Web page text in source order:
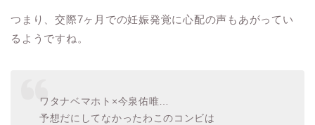
つまり、交際7ヶ月での妊娠発覚に心配の声もあがってい
るようですね。
ワタナベマホト×今泉佑唯…
予想だにしてなかったわこのコンビは